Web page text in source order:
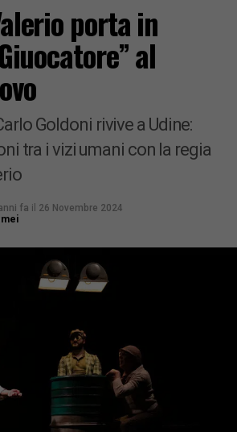
porta in
al
Goldoni rivive a Udine:
tra i vizi umani con la regia
fa il 26 Novembre 2024